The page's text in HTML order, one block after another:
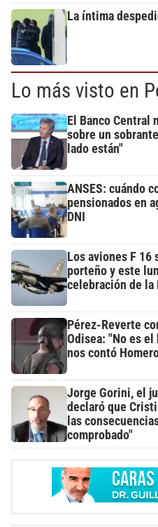
La íntima
Lo más visto en
El Banco Central
sobre un
lado están"
ANSES: cuándo
pensionados en
DNI
Los aviones F 16
porteño y este
celebración de la
Pérez-Reverte
Odisea: "No es
nos contó
Jorge Gorini, el
declaró que
las
comprobado"